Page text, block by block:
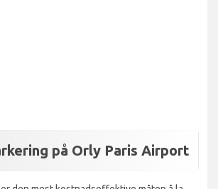
på Orly Paris Airport